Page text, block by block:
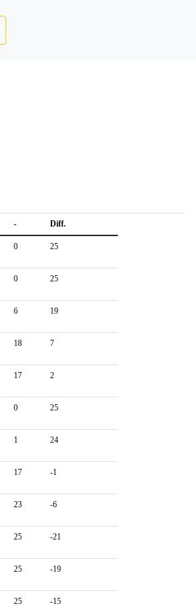
- Diff.
0 25
0 25
6 19
18 7
17 2
0 25
1 24
17 -1
23 -6
25 -21
25 -19
25 -15